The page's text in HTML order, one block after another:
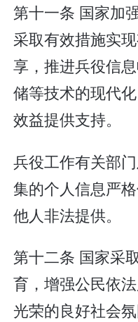
第十一条 国家加
采取有效措施实
享，推进兵役信
储等技术的现代
效益提供支持。
兵役工作有关部
集的个人信息严
他人非法提供。
第十二条 国家采
育，增强公民依
光荣的良好社会氛